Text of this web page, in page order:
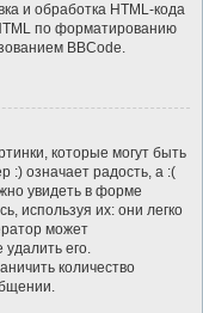
и обработка HTML-кода
по форматированию
BBCode.
которые могут быть
:) означает радость, а :(
увидеть в форме
используя их: они легко
может
его.
количество